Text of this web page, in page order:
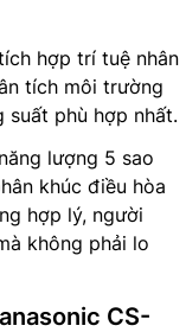
hợp trí tuệ nhân
tích môi trường
phù hợp nhất.
lượng 5 sao
khúc điều hòa
hợp lý, người
không phải lo
CS-